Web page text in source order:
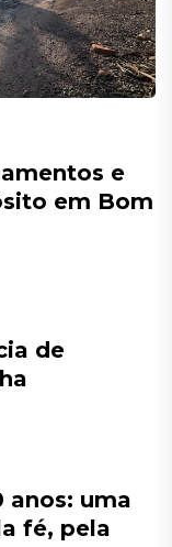
e
em Bom
de
anos: uma
fé, pela